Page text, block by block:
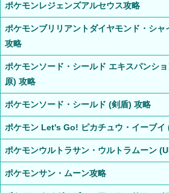
ポケモンレジェンズアルセウス攻略
ポケモンブリリアントダイヤモンド・シャ
攻略
ポケモンソード・シールド エキスパンシ
原) 攻略
ポケモンソード・シールド (剣盾) 攻略
ポケモン Let's Go! ピカチュウ・イーブイ
ポケモンウルトラサン・ウルトラムーン
ポケモンサン・ムーン攻略